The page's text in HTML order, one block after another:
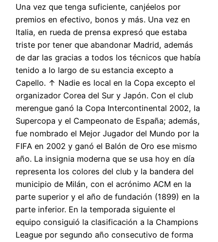
Una vez que tenga suficiente, canjéelos por
premios en efectivo, bonos y más. Una vez en
Italia, en rueda de prensa expresó que estaba
triste por tener que abandonar Madrid, además
de dar las gracias a todos los técnicos que había
tenido a lo largo de su estancia excepto a
Capello. ↑ Nadie es local en la Copa excepto el
organizador Corea del Sur y Japón. Con el club
merengue ganó la Copa Intercontinental 2002, la
Supercopa y el Campeonato de España; además,
fue nombrado el Mejor Jugador del Mundo por la
FIFA en 2002 y ganó el Balón de Oro ese mismo
año. La insignia moderna que se usa hoy en día
representa los colores del club y la bandera del
municipio de Milán, con el acrónimo ACM en la
parte superior y el año de fundación (1899) en la
parte inferior. En la temporada siguiente el
equipo consiguió la clasificación a la Champions
League por segundo año consecutivo de forma